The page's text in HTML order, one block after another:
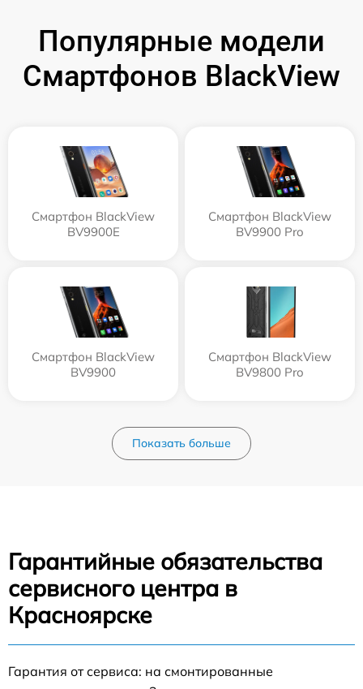
Популярные модели
Смартфонов BlackView
Смартфон BlackView
BV9900E
Смартфон BlackView
BV9900 Pro
Смартфон BlackView
BV9900
Смартфон BlackView
BV9800 Pro
Показать больше
Гарантийные обязательства
сервисного центра в
Красноярске
Гарантия от сервиса: на смонтированные